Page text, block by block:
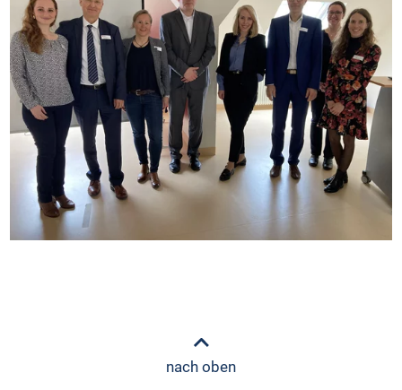
nach oben